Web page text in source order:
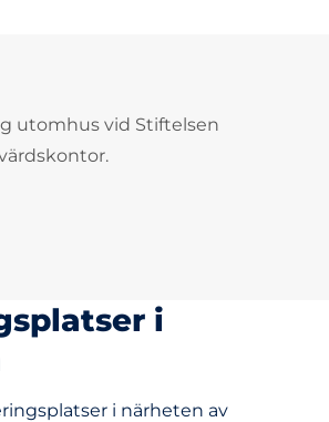
utomhus vid Stiftelsen
i
i närheten av